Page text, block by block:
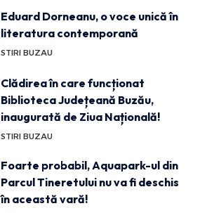
Eduard Dorneanu, o voce unică în
literatura contemporană
STIRI BUZAU
Clădirea în care funcționat
Biblioteca Județeană Buzău,
inaugurată de Ziua Națională!
STIRI BUZAU
Foarte probabil, Aquapark-ul din
Parcul Tineretului nu va fi deschis
în această vară!